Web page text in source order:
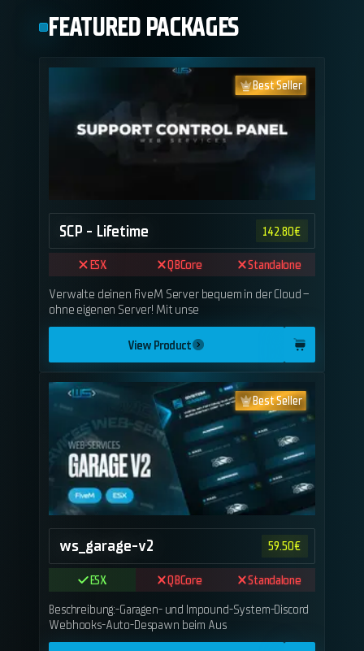
FEATURED PACKAGES
Best Seller
SCP - Lifetime 142.80€
ESX QBCore
Standalone
Verwalte deinen FiveM Server bequem in der Cloud –
ohne eigenen Server! Mit unse
View Product
Best Seller
ws_garage-v2 59.50€
ESX QBCore
Standalone
Beschreibung:-Garagen- und Impound-System-Discord
Webhooks-Auto-Despawn beim Aus